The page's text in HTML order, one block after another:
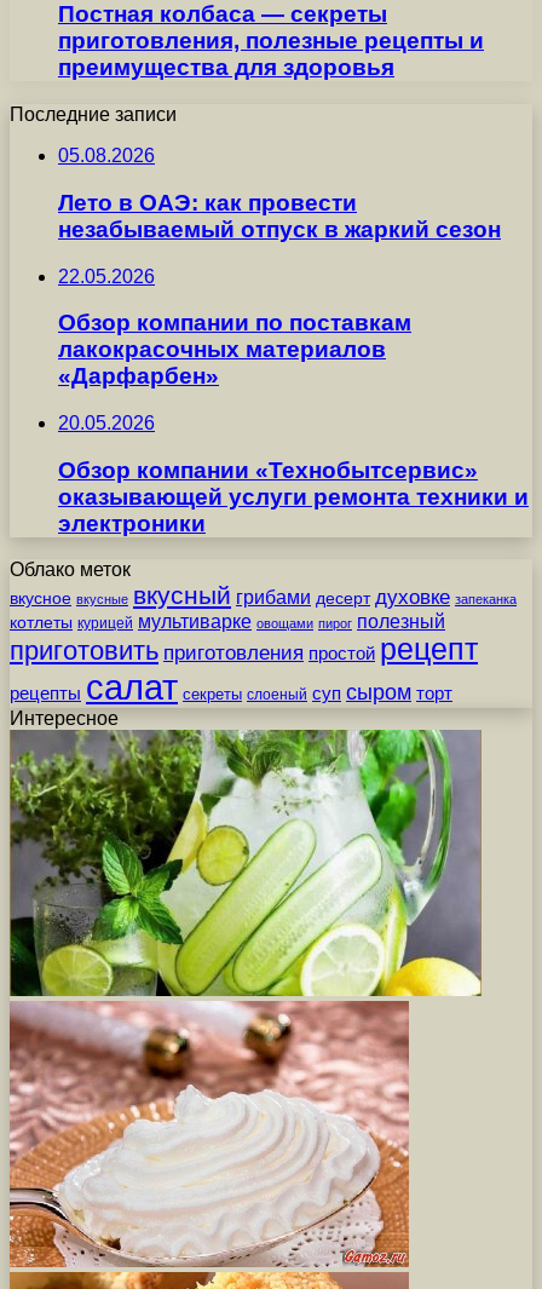
Постная колбаса — секреты
приготовления, полезные рецепты и
преимущества для здоровья
Последние записи
05.08.2026
Лето в ОАЭ: как провести
незабываемый отпуск в жаркий сезон
22.05.2026
Обзор компании по поставкам
лакокрасочных материалов
«Дарфарбен»
20.05.2026
Обзор компании «Технобытсервис»
оказывающей услуги ремонта техники и
электроники
Облако меток
вкусное вкусные вкусный грибами десерт духовке запеканка
котлеты курицей мультиварке овощами пирог полезный
приготовить приготовления простой рецепт
рецепты салат секреты слоеный суп сыром торт
Интересное